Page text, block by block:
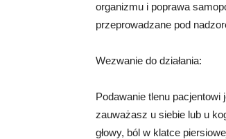
organizmu i poprawa
przeprowadzane pod
Wezwanie do działania:
Podawanie tlenu
zauważasz u siebie lub u
głowy, ból w klatce